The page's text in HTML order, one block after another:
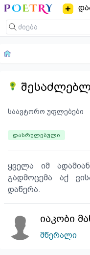
საავტორო უფლებები
დასრულებული
ყველა იმ
გადმოცემა აქ
დაწერა.
იაკობი
მწერალი